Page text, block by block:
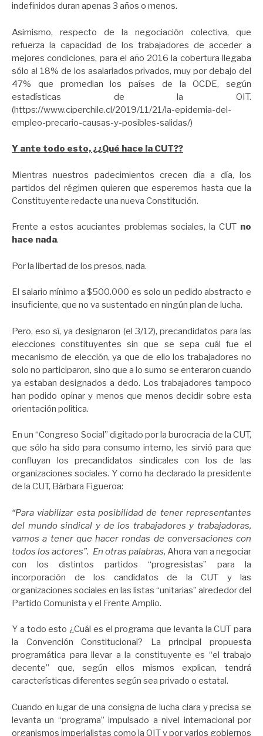
indefinidos duran apenas 3 años o menos.
Asimismo, respecto de la negociación colectiva, que
refuerza la capacidad de los trabajadores de acceder a
mejores condiciones, para el año 2016 la cobertura llegaba
sólo al 18% de los asalariados privados, muy por debajo del
47% que promedian los países de la OCDE, según
estadísticas de la OIT.
(https://www.ciperchile.cl/2019/11/21/la-epidemia-del-
empleo-precario-causas-y-posibles-salidas/)
Y ante todo esto, ¿¿Qué hace la CUT??
Mientras nuestros padecimientos crecen día a día, los
partidos del régimen quieren que esperemos hasta que la
Constituyente redacte una nueva Constitución.
Frente a estos acuciantes problemas sociales, la CUT no
hace nada.
Por la libertad de los presos, nada.
El salario mínimo a $500.000 es solo un pedido abstracto e
insuficiente, que no va sustentado en ningún plan de lucha.
Pero, eso sí, ya designaron (el 3/12), precandidatos para las
elecciones constituyentes sin que se sepa cuál fue el
mecanismo de elección, ya que de ello los trabajadores no
solo no participaron, sino que a lo sumo se enteraron cuando
ya estaban designados a dedo. Los trabajadores tampoco
han podido opinar y menos que menos decidir sobre esta
orientación politica.
En un “Congreso Social” digitado por la burocracia de la CUT,
que sólo ha sido para consumo interno, les sirvió para que
confluyan los precandidatos sindicales con los de las
organizaciones sociales. Y como ha declarado la presidente
de la CUT, Bárbara Figueroa:
“Para viabilizar esta posibilidad de tener representantes
del mundo sindical y de los trabajadores y trabajadoras,
vamos a tener que hacer rondas de conversaciones con
todos los actores”. En otras palabras, Ahora van a negociar
con los distintos partidos “progresistas” para la
incorporación de los candidatos de la CUT y las
organizaciones sociales en las listas “unitarias” alrededor del
Partido Comunista y el Frente Amplio.
Y a todo esto ¿Cuál es el programa que levanta la CUT para
la Convención Constitucional? La principal propuesta
programática para llevar a la constituyente es “el trabajo
decente” que, según ellos mismos explican, tendrá
características diferentes según sea privado o estatal.
Cuando en lugar de una consigna de lucha clara y precisa se
levanta un “programa” impulsado a nivel internacional por
organismos imperialistas como la OIT y por varios gobiernos